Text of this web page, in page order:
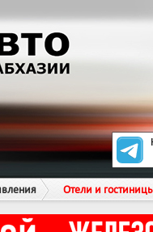
Отели и